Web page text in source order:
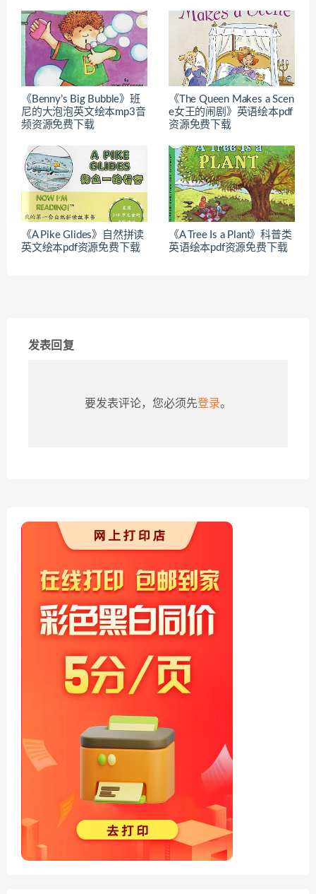
《Benny’s Big Bubble》班
尼的大泡泡英文绘本mp3音
频资源免费下载
《The Queen Makes a Scen
e女王的闹剧》英语绘本pdf
资源免费下载
《A Pike Glides》自然拼读
英文绘本pdf资源免费下载
《A Tree Is a Plant》科普类
英语绘本pdf资源免费下载
发表回复
要发表评论，您必须先登录。